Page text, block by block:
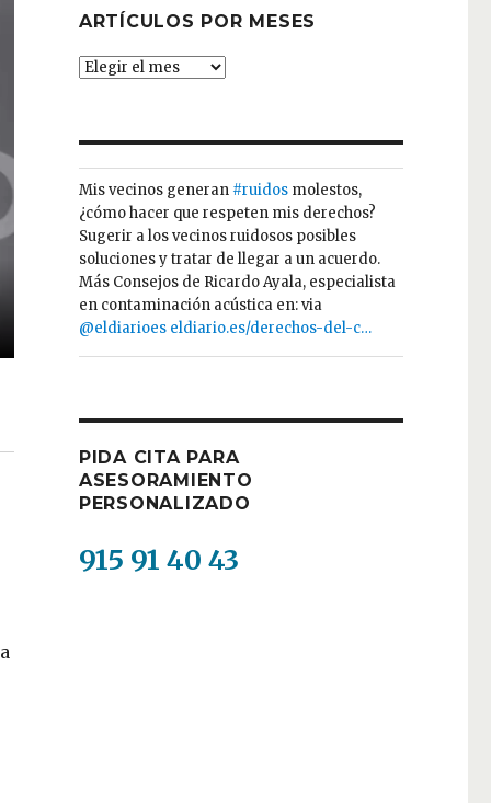
ARTÍCULOS POR MESES
ARTÍCULOS
Mis vecinos generan #ruidosmolestos,
¿cómo hacer que respeten mis derechos?
Sugerir a los vecinos ruidosos posibles
soluciones y tratar de llegar a un acuerdo.
Más Consejos de Ricardo Ayala, especialista
en contaminación acústica en: via
@eldiarioes eldiario.es/derechos-del-c…
PIDA CITA PARA
ASESORAMIENTO
PERSONALIZADO
915 91 40 43